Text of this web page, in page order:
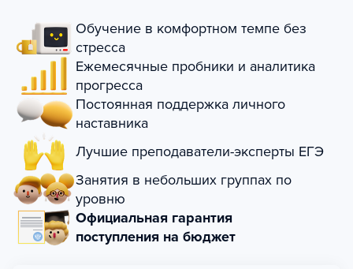
Обучение в комфортном темпе без
стресса
Ежемесячные пробники и аналитика
прогресса
Постоянная поддержка личного
наставника
Лучшие преподаватели-эксперты ЕГЭ
Занятия в небольших группах по
уровню
Официальная гарантия
поступления на бюджет